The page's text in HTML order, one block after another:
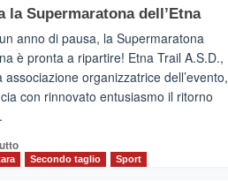
BROOKS
SuperMaratona
dell’Etna,
presentata
l’edizione
2026
la Supermaratona dell’Etna
anno di pausa, la Supermaratona
è pronta a ripartire! Etna Trail A.S.D.,
associazione organizzatrice dell’evento,
con rinnovato entusiasmo il ritorno
Leggi
Secondo taglio Sport